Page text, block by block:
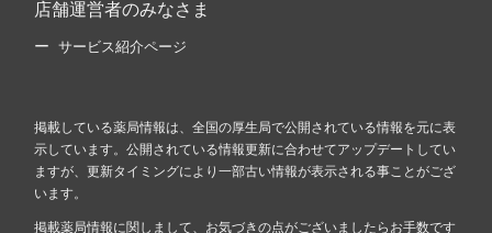
店舗運営者のみなさま
サービス紹介ページ
掲載している薬局情報は、全国の厚生局で公開されている情報を元に表
示しています。公開されている情報更新に合わせてアップデートしてい
ますが、更新タイミングにより一部古い情報が表示される事ことがござ
います。
掲載薬局情報に関しまして、お気づきの点がございましたらお手数です